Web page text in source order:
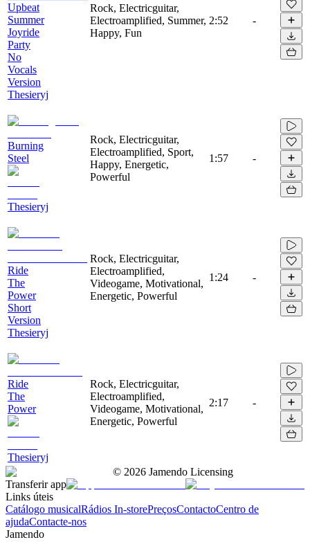
Upbeat
Summer
Joyride
Party
No
Vocals
Version
Thesieryj
Rock, Electricguitar,
Electroamplified, Summer,
Happy, Fun
2:52 -
Burning
Steel
Thesieryj
Rock, Electricguitar,
Electroamplified, Sport,
Happy, Energetic,
Powerful
1:57 -
Ride
The
Power
Short
Version
Thesieryj
Rock, Electricguitar,
Electroamplified,
Videogame, Motivational,
Energetic, Powerful
1:24 -
Ride
The
Power
Thesieryj
Rock, Electricguitar,
Electroamplified,
Videogame, Motivational,
Energetic, Powerful
2:17 -
© 2026 Jamendo Licensing
Transferir app
Links úteis
Catálogo musicalRádios In-storePreçosContactoCentro de
ajudaContacte-nos
Jamendo